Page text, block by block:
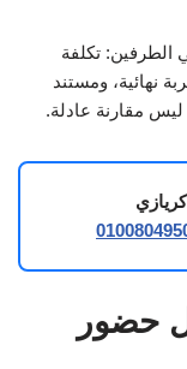
الطرفين: تكلفة
نهائية، ومستند
مقارنة عادلة.
حضور